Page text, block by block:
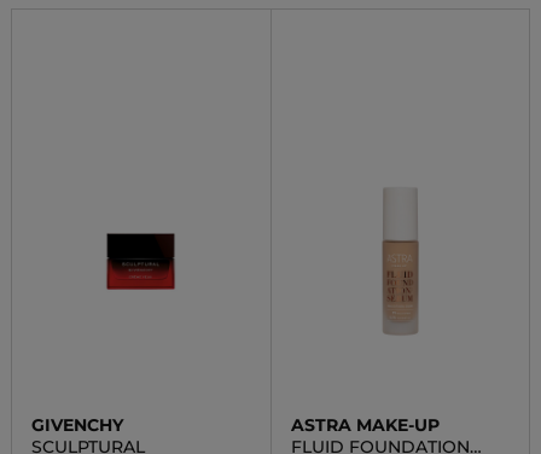
GIVENCHY
SCULPTURAL
ASTRA MAKE-UP
FLUID FOUNDATION